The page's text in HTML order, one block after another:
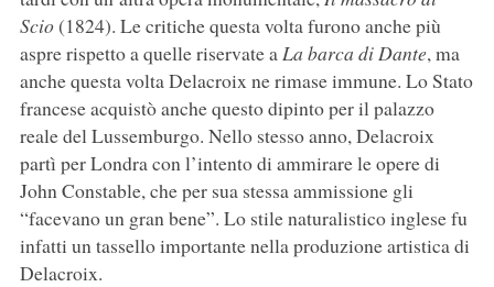
Scio(1824). Le critiche questa volta furono anche più
aspre rispetto a quelle riservate a La barca di Dante, ma
anche questa volta Delacroix ne rimase immune. Lo Stato
francese acquistò anche questo dipinto per il palazzo
reale del Lussemburgo. Nello stesso anno, Delacroix
partì per Londra con l’intento di ammirare le opere di
John Constable, che per sua stessa ammissione gli
“facevano un gran bene”. Lo stile naturalistico inglese fu
infatti un tassello importante nella produzione artistica di
Delacroix.